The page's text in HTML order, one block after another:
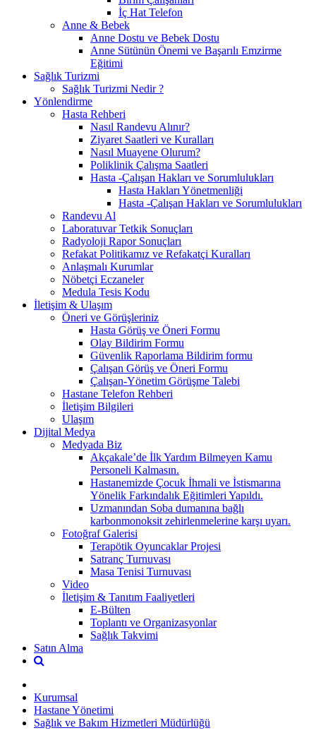
İç Hat Telefon
Anne & Bebek
Anne Dostu ve Bebek Dostu
Anne Sütünün Önemi ve Başarılı Emzirme
Eğitimi
Sağlık Turizmi
Sağlık Turizmi Nedir ?
Yönlendirme
Hasta Rehberi
Nasıl Randevu Alınır?
Ziyaret Saatleri ve Kuralları
Nasıl Muayene Olurum?
Poliklinik Çalışma Saatleri
Hasta -Çalışan Hakları ve Sorumlulukları
Hasta Hakları Yönetmenliği
Hasta -Çalışan Hakları ve Sorumlulukları
Randevu Al
Laboratuvar Tetkik Sonuçları
Radyoloji Rapor Sonuçları
Refakat Politikamız ve Refakatçi Kuralları
Anlaşmalı Kurumlar
Nöbetçi Eczaneler
Medula Tesis Kodu
İletişim & Ulaşım
Öneri ve Görüşleriniz
Hasta Görüş ve Öneri Formu
Olay Bildirim Formu
Güvenlik Raporlama Bildirim formu
Çalışan Görüş ve Öneri Formu
Çalışan-Yönetim Görüşme Talebi
Hastane Telefon Rehberi
İletişim Bilgileri
Ulaşım
Dijital Medya
Medyada Biz
Akçakale’de İlk Yardım Bilmeyen Kamu
Personeli Kalmasın.
Hastanemizde Çocuk İhmali ve İstismarına
Yönelik Farkındalık Eğitimleri Yapıldı.
Uzmanından Soba dumanına bağlı
karbonmonoksit zehirlenmelerine karşı uyarı.
Fotoğraf Galerisi
Terapötik Oyuncaklar Projesi
Satranç Turnuvası
Masa Tenisi Turnuvası
Video
İletişim & Tanıtım Faaliyetleri
E-Bülten
Toplantı ve Organizasyonlar
Sağlık Takvimi
Satın Alma
Kurumsal
Hastane Yönetimi
Sağlık ve Bakım Hizmetleri Müdürlüğü